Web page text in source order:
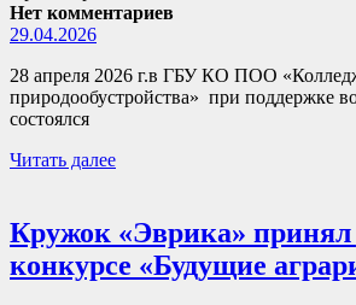
Нет комментариев
29.04.2026
28 апреля 2026 г.в ГБУ КО ПОО
природообустройства» при поддержке
состоялся
Читать далее
Кружок «Эврика» принял
конкурсе «Будущие